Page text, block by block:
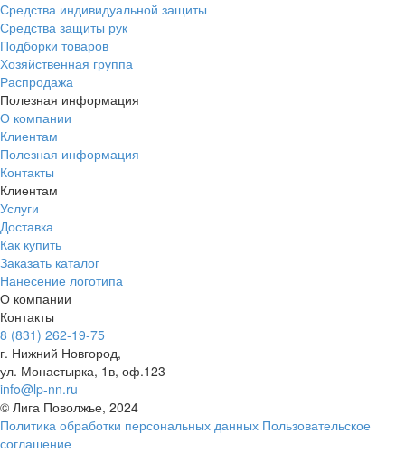
Средства индивидуальной защиты
Средства защиты рук
Подборки товаров
Хозяйственная группа
Распродажа
Полезная информация
О компании
Клиентам
Полезная информация
Контакты
Клиентам
Услуги
Доставка
Как купить
Заказать каталог
Нанесение логотипа
О компании
Контакты
8 (831) 262-19-75
г. Нижний Новгород,
ул. Монастырка, 1в, оф.123
info@lp-nn.ru
© Лига Поволжье, 2024
Политика обработки персональных данных Пользовательское
соглашение